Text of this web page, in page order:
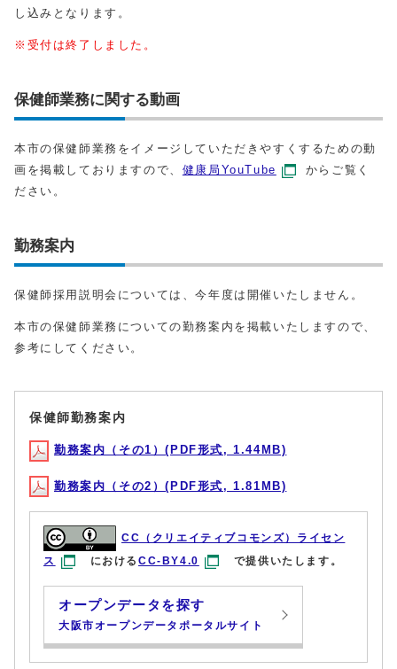
し込みとなります。
※受付は終了しました。
保健師業務に関する動画
本市の保健師業務をイメージしていただきやすくするための動
画を掲載しておりますので、 健康局YouTube
からご覧く
ださい。
勤務案内
保健師採⽤説明会については、今年度は開催いたしません。
本市の保健師業務についての勤務案内を掲載いたしますので、
参考にしてください。
保健師勤務案内
勤務案内（その1）(PDF形式, 1.44MB)
勤務案内（その2）(PDF形式, 1.81MB)
CC（クリエイティブコモンズ）ライセン
ス
におけるCC-BY4.0 で提供いたします。
オープンデータを探す
大阪市オープンデータポータルサイト